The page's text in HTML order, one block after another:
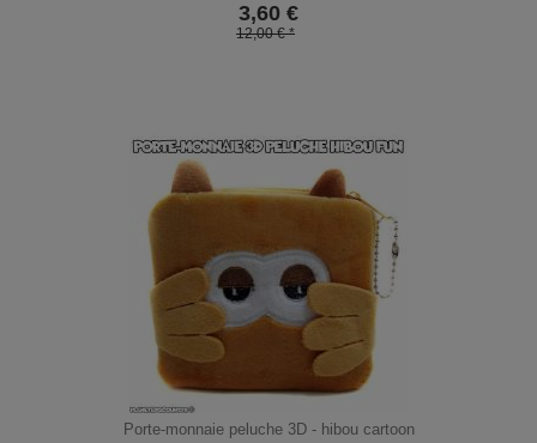
3,60 €
12,00 € *
Porte-monnaie peluche 3D - hibou cartoon